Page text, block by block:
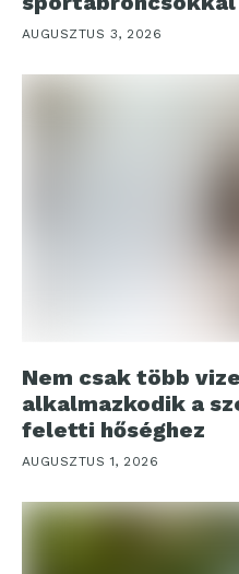
AUGUSZTUS 3, 2026
Nem csak több
alkalmazkodik a
feletti hőséghez
AUGUSZTUS 1, 2026